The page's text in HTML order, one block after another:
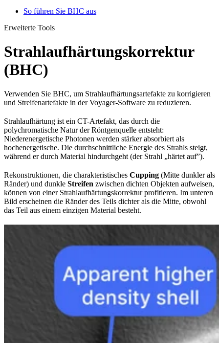
So führen Sie BHC aus
Erweiterte Tools
Strahlaufhärtungskorrektur
(BHC)
Verwenden Sie BHC, um Strahlaufhärtungsartefakte zu korrigieren
und Streifenartefakte in der Voyager-Software zu reduzieren.
Strahlaufhärtung ist ein CT-Artefakt, das durch die
polychromatische Natur der Röntgenquelle entsteht:
Niederenergetische Photonen werden stärker absorbiert als
hochenergetische. Die durchschnittliche Energie des Strahls steigt,
während er durch Material hindurchgeht (der Strahl „härtet auf”).
Rekonstruktionen, die charakteristisches Cupping (Mitte dunkler als
Ränder) und dunkle Streifen zwischen dichten Objekten aufweisen,
können von einer Strahlaufhärtungskorrektur profitieren. Im unteren
Bild erscheinen die Ränder des Teils dichter als die Mitte, obwohl
das Teil aus einem einzigen Material besteht.